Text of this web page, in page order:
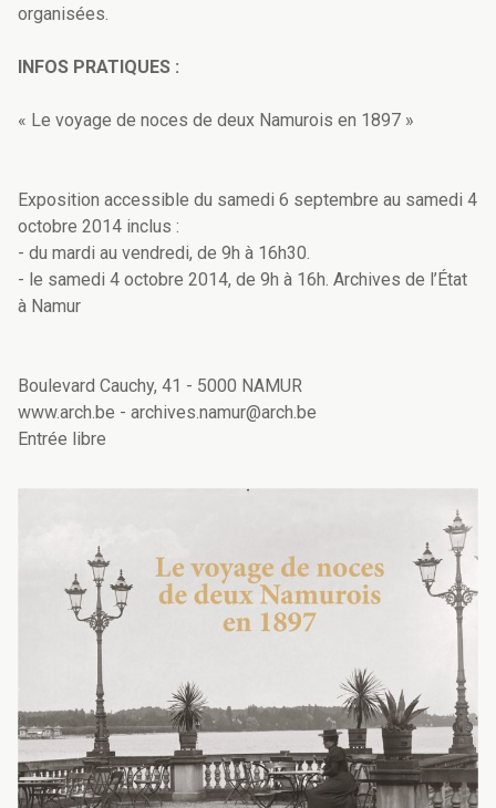
organisées.
INFOS PRATIQUES :
« Le voyage de noces de deux Namurois en 1897 »
Exposition accessible du samedi 6 septembre au samedi 4
octobre 2014 inclus :
- du mardi au vendredi, de 9h à 16h30.
- le samedi 4 octobre 2014, de 9h à 16h. Archives de l’État
à Namur
Boulevard Cauchy, 41 - 5000 NAMUR
www.arch.be - archives.namur@arch.be
Entrée libre